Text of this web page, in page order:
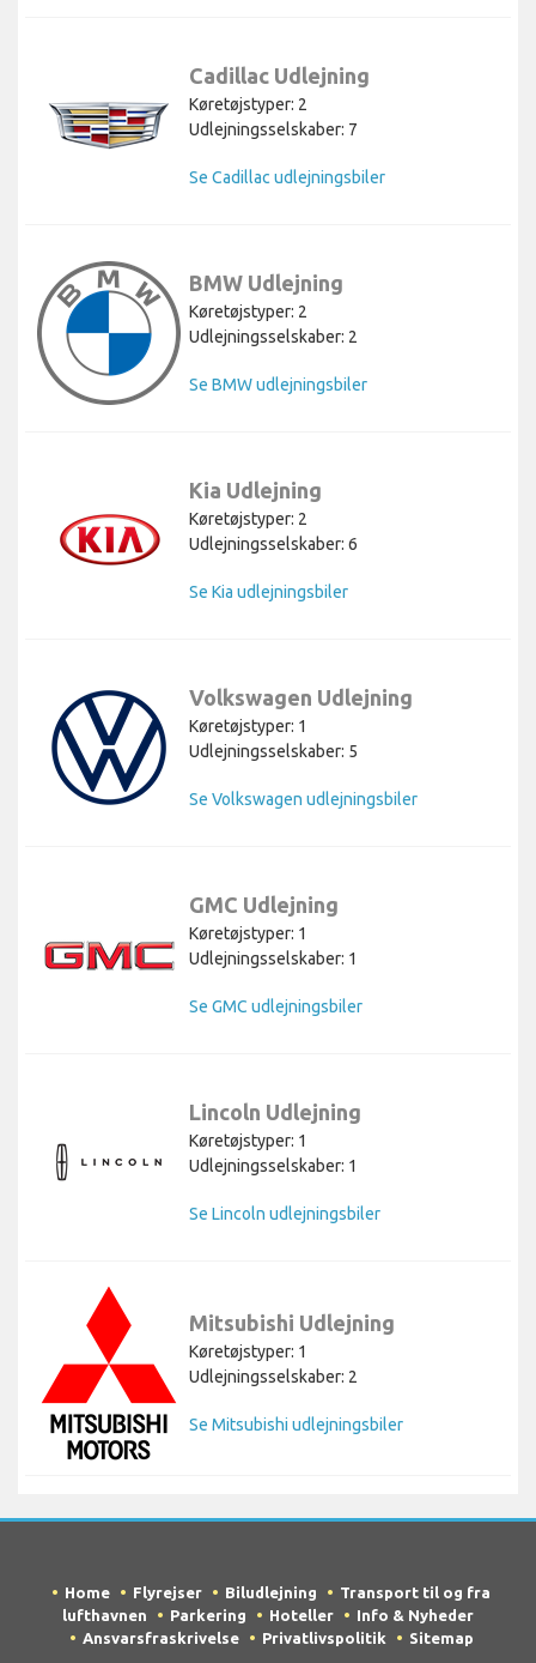
Cadillac Udlejning
Køretøjstyper: 2
Udlejningsselskaber: 7
Se Cadillac udlejningsbiler
BMW Udlejning
Køretøjstyper: 2
Udlejningsselskaber: 2
Se BMW udlejningsbiler
Kia Udlejning
Køretøjstyper: 2
Udlejningsselskaber: 6
Se Kia udlejningsbiler
Volkswagen Udlejning
Køretøjstyper: 1
Udlejningsselskaber: 5
Se Volkswagen udlejningsbiler
GMC Udlejning
Køretøjstyper: 1
Udlejningsselskaber: 1
Se GMC udlejningsbiler
Lincoln Udlejning
Køretøjstyper: 1
Udlejningsselskaber: 1
Se Lincoln udlejningsbiler
Mitsubishi Udlejning
Køretøjstyper: 1
Udlejningsselskaber: 2
Se Mitsubishi udlejningsbiler
Home Flyrejser Biludlejning
Transport til og fra
lufthavnen
Parkering Hoteller
Info & Nyheder
Ansvarsfraskrivelse
Privatlivspolitik Sitemap